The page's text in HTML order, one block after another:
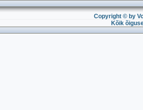
Copyright © by
Kõik